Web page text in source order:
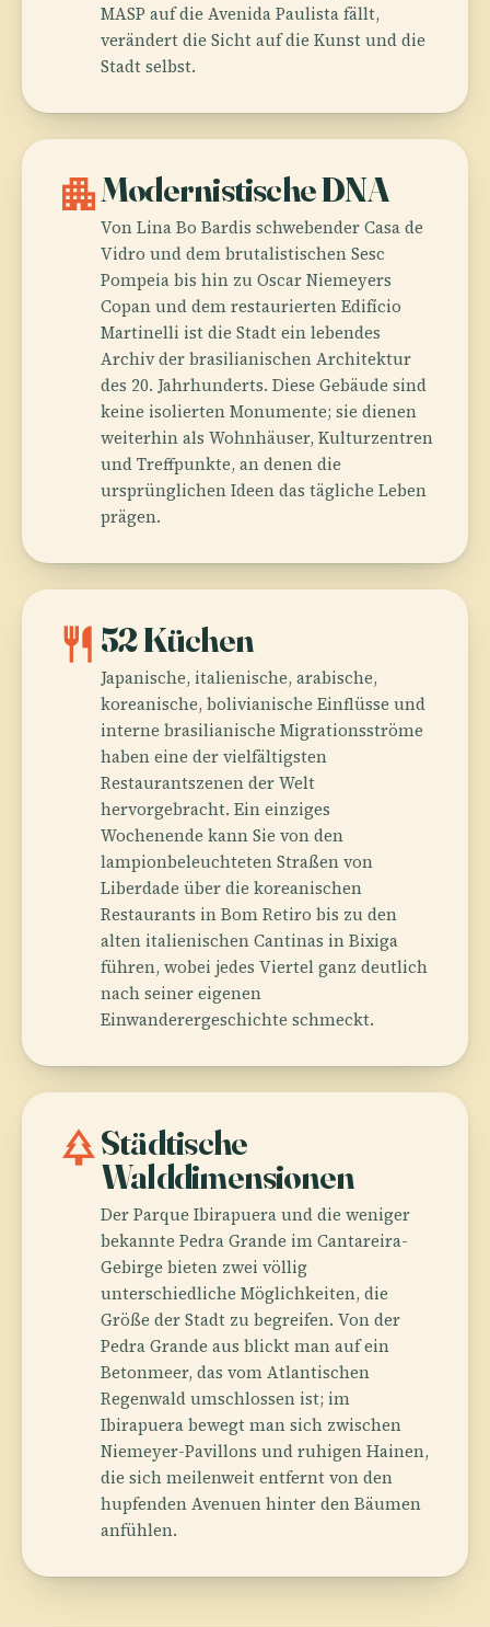
MASP auf die Avenida Paulista fällt,
verändert die Sicht auf die Kunst und die
Stadt selbst.
apartmentModernistische DNA
Von Lina Bo Bardis schwebender Casa de
Vidro und dem brutalistischen Sesc
Pompeia bis hin zu Oscar Niemeyers
Copan und dem restaurierten Edifício
Martinelli ist die Stadt ein lebendes
Archiv der brasilianischen Architektur
des 20. Jahrhunderts. Diese Gebäude sind
keine isolierten Monumente; sie dienen
weiterhin als Wohnhäuser, Kulturzentren
und Treffpunkte, an denen die
ursprünglichen Ideen das tägliche Leben
prägen.
restaurant 52 Küchen
Japanische, italienische, arabische,
koreanische, bolivianische Einflüsse und
interne brasilianische Migrationsströme
haben eine der vielfältigsten
Restaurantszenen der Welt
hervorgebracht. Ein einziges
Wochenende kann Sie von den
lampionbeleuchteten Straßen von
Liberdade über die koreanischen
Restaurants in Bom Retiro bis zu den
alten italienischen Cantinas in Bixiga
führen, wobei jedes Viertel ganz deutlich
nach seiner eigenen
Einwanderergeschichte schmeckt.
parkStädtische
Walddimensionen
Der Parque Ibirapuera und die weniger
bekannte Pedra Grande im Cantareira-
Gebirge bieten zwei völlig
unterschiedliche Möglichkeiten, die
Größe der Stadt zu begreifen. Von der
Pedra Grande aus blickt man auf ein
Betonmeer, das vom Atlantischen
Regenwald umschlossen ist; im
Ibirapuera bewegt man sich zwischen
Niemeyer-Pavillons und ruhigen Hainen,
die sich meilenweit entfernt von den
hupfenden Avenuen hinter den Bäumen
anfühlen.